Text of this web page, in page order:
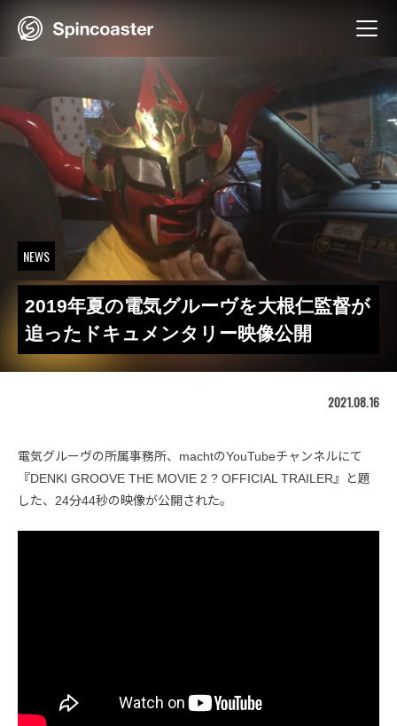
NEWS
2019年夏の電気グルーヴを大根仁監督が
追ったドキュメンタリー映像公開
2021.08.16
電気グルーヴの所属事務所、machtのYouTubeチャンネルにて
『DENKI GROOVE THE MOVIE 2 ? OFFICIAL TRAILER』と題
した、24分44秒の映像が公開された。